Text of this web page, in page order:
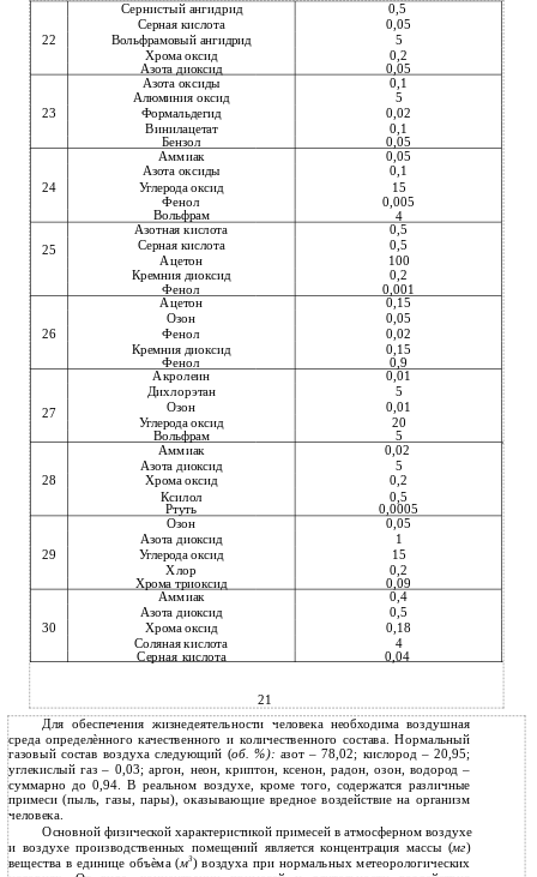
Сернистый ангидрид 0,5
Серная кислота 0,05
22 Вольфрамовый ангидрид 5
Хрома оксид 0,2
Азота диоксид 0,05
Азота оксиды 0,1
Алюминия оксид
5
23
Формальдегид 0,02
Винилацетат 0,1
Бензол
0,05
Аммиак
0,05
Азота оксиды
0,1
24
Углерода оксид
15
Фенол
0,005
Вольфрам 4
Азотная кислота 0,5
25 Серная кислота 0,5
Ацетон 100
Кремния диоксид 0,2
Фенол 0,001
Ацетон 0,15
Озон
0,05
26
Фенол 0,02
Кремния диоксид 0,15
Фенол 0,9
Акролеин 0,01
Дихлорэтан
5
27
Озон 0,01
Углерода оксид 20
Вольфрам
5
Аммиак
0,02
Азота диоксид 5
28 Хрома оксид 0,2
Ксилол 0,5
Ртуть 0,0005
Озон 0,05
Азота диоксид 1
29 Углерода оксид 15
Хлор 0,2
Хрома триоксид 0,09
Аммиак 0,4
Азота диоксид 0,5
30 Хрома оксид 0,18
Соляная кислота 4
Серная кислота
21
0,04
Для обеспечения жизнедеятельности человека необходима воздушная
среда определѐнного качественного и количественного состава. Нормальный
газовый состав воздуха следующий (об. %): азот – 78,02; кислород – 20,95;
углекислый газ – 0,03; аргон, неон, криптон, ксенон, радон, озон, водород –
суммарно до 0,94. В реальном воздухе, кроме того, содержатся различные
примеси (пыль, газы, пары), оказывающие вредное воздействие на организм
человека.
Основной физической характеристикой примесей в атмосферном воздухе
и воздухе производственных помещений является концентрация массы (мг)
вещества в единице объѐма (м3) воздуха при нормальных метеорологических